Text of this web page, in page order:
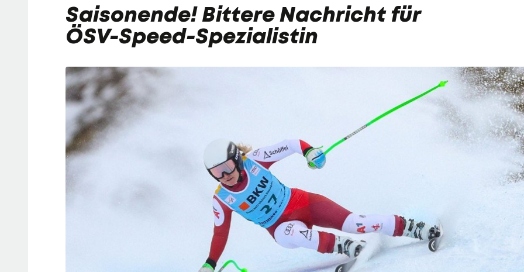
Saisonende! Bittere Nachricht für
ÖSV-Speed-Spezialistin